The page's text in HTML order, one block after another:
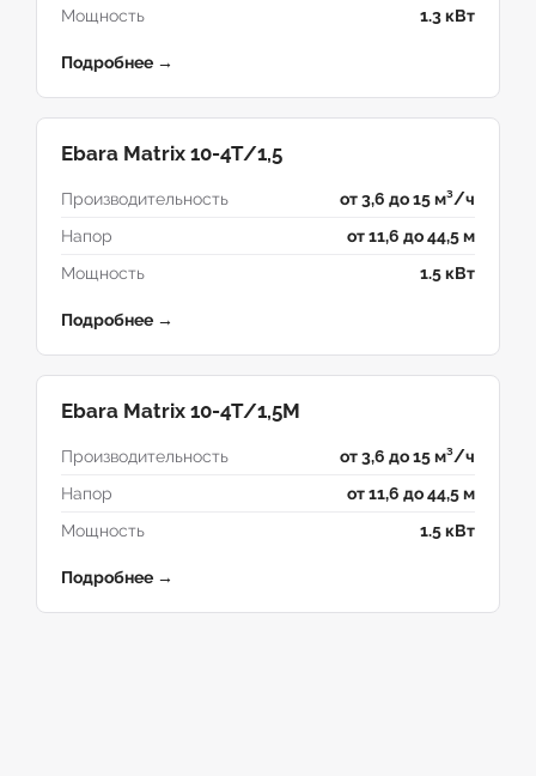
Мощность 1.3 кВт
Подробнее →
Ebara Matrix 10-4T/1,5
Производительность
от 3,6 до 15 м³/ч
Напор
от 11,6 до 44,5 м
Мощность
1.5 кВт
Подробнее →
Ebara Matrix 10-4T/1,5M
Производительность
от 3,6 до 15 м³/ч
Напор
от 11,6 до 44,5 м
Мощность
1.5 кВт
Подробнее →